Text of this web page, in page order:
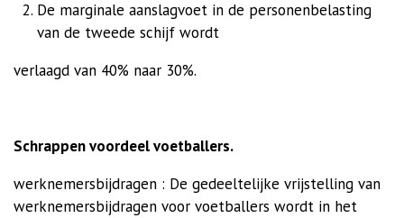
De marginale aanslagvoet in de personenbelasting
van de tweede schijf wordt
verlaagd van 40% naar 30%.
Schrappen voordeel voetballers.
werknemersbijdragen : De gedeeltelijke vrijstelling van
werknemersbijdragen voor voetballers wordt in het